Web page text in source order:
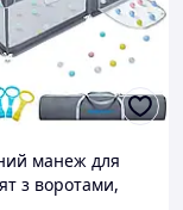
манеж для
з воротами,